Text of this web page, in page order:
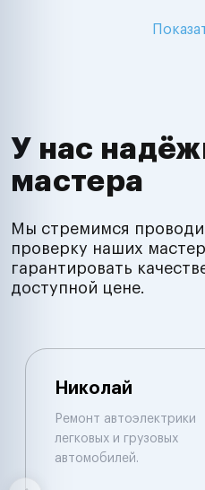
У нас
мастера
Мы стремимся
проверку наших
гарантировать
доступной цене.
Николай
Ремонт автоэлектрики
легковых и грузовых
автомобилей.